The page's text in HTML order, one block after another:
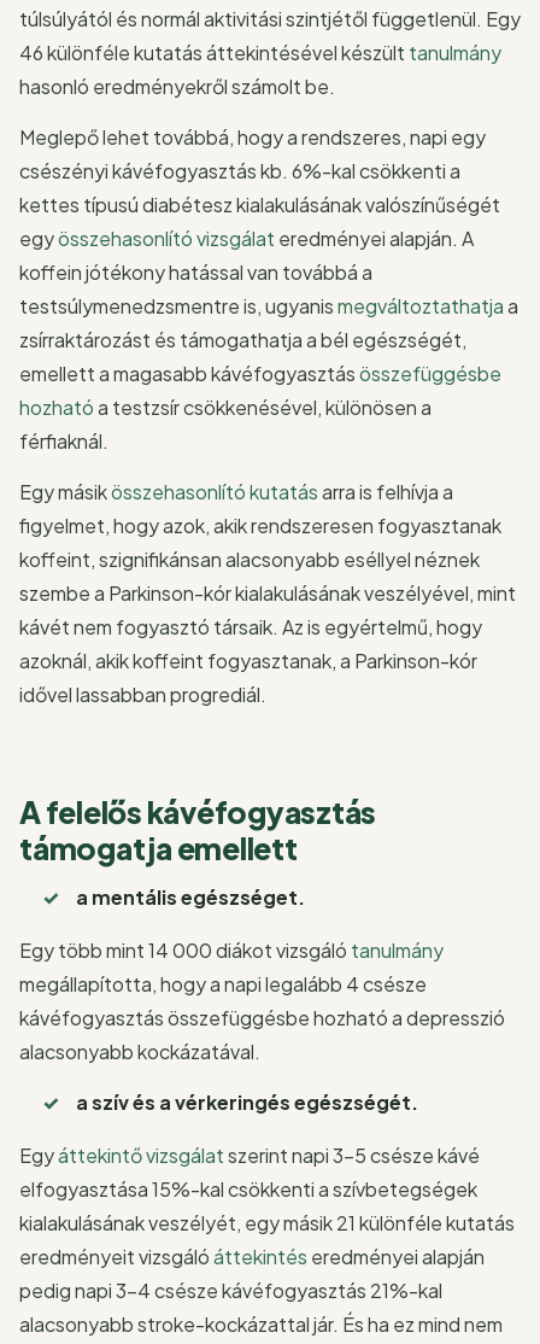
túlsúlyától és normál aktivitási szintjétől függetlenül. Egy
46 különféle kutatás áttekintésével készült tanulmány
hasonló eredményekről számolt be.
Meglepő lehet továbbá, hogy a rendszeres, napi egy
csészényi kávéfogyasztás kb. 6%-kal csökkenti a
kettes típusú diabétesz kialakulásának valószínűségét
egyösszehasonlító vizsgálat eredményei alapján. A
koffein jótékony hatással van továbbá a
testsúlymenedzsmentre is, ugyanismegváltoztathatjaa
zsírraktározást és támogathatja a bél egészségét,
emellett a magasabb kávéfogyasztásösszefüggésbe
hozhatóa testzsír csökkenésével, különösen a
férfiaknál.
Egy másikösszehasonlító kutatásarra is felhívja a
figyelmet, hogy azok, akik rendszeresen fogyasztanak
koffeint, szignifikánsan alacsonyabb eséllyel néznek
szembe a Parkinson-kór kialakulásának veszélyével, mint
kávét nem fogyasztó társaik. Az is egyértelmű, hogy
azoknál, akik koffeint fogyasztanak, a Parkinson-kór
idővel lassabban progrediál.
A felelős kávéfogyasztás
támogatja emellett
a mentális egészséget.
Egy több mint 14 000 diákot vizsgáló tanulmány
megállapította, hogy a napi legalább 4 csésze
kávéfogyasztás összefüggésbe hozható a depresszió
alacsonyabb kockázatával.
a szív és a vérkeringés egészségét.
Egyáttekintő vizsgálatszerint napi 3-5 csésze kávé
elfogyasztása 15%-kal csökkenti a szívbetegségek
kialakulásának veszélyét, egy másik 21 különféle kutatás
eredményeit vizsgálóáttekintés eredményei alapján
pedig napi 3-4 csésze kávéfogyasztás 21%-kal
alacsonyabb stroke-kockázattal jár. És ha ez mind nem